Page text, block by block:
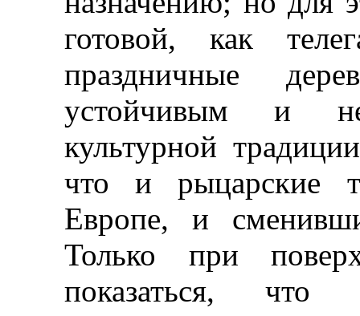
готовой, как
праздничные
устойчивым и
культурной
что и рыцарские
Европе, и
Только при
показаться, что